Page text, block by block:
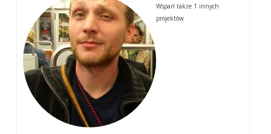
Wsparł także 1 innych
projektów